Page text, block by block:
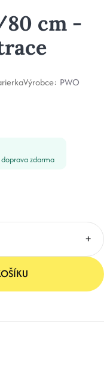
80 cm -
Výrobce: PWO
zdarma
+